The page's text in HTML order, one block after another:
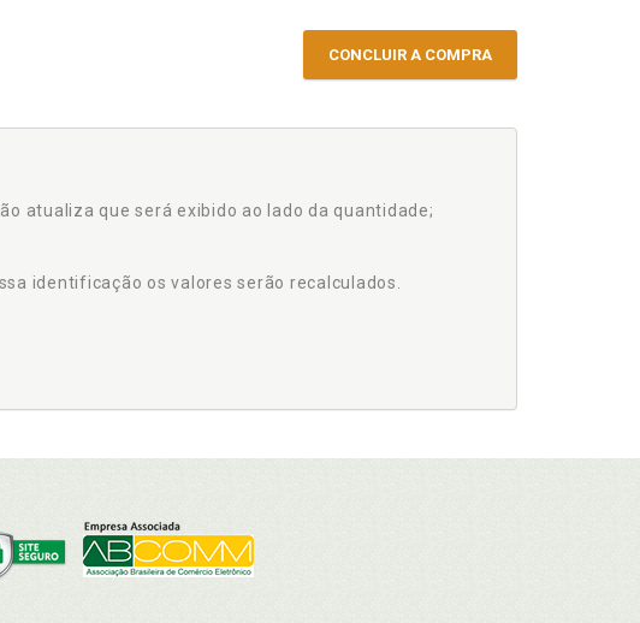
CONCLUIR A COMPRA
atualiza que será exibido ao lado da quantidade;
identificação os valores serão recalculados.